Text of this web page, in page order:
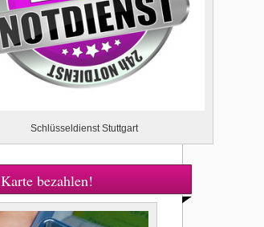
Schlüsseldienst Stuttgart
bezahlen!